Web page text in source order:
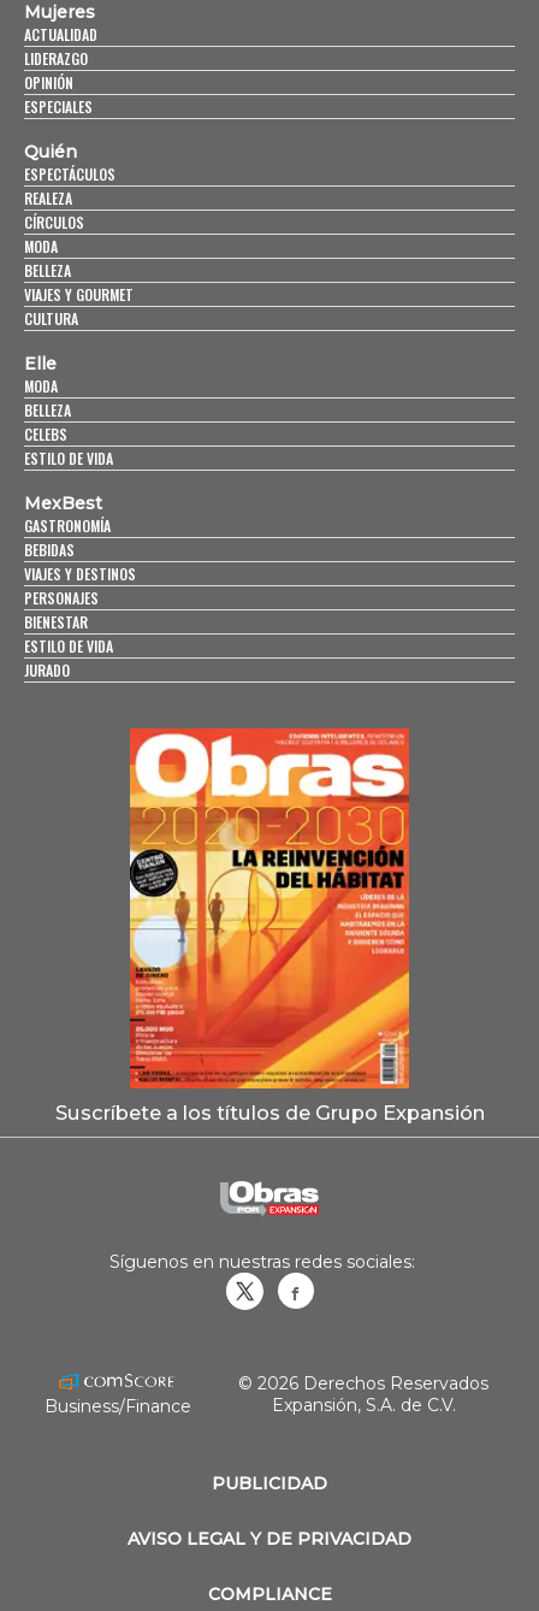
Mujeres
ACTUALIDAD
LIDERAZGO
OPINIÓN
ESPECIALES
Quién
ESPECTÁCULOS
REALEZA
CÍRCULOS
MODA
BELLEZA
VIAJES Y GOURMET
CULTURA
Elle
MODA
BELLEZA
CELEBS
ESTILO DE VIDA
MexBest
GASTRONOMÍA
BEBIDAS
VIAJES Y DESTINOS
PERSONAJES
BIENESTAR
ESTILO DE VIDA
JURADO
Suscríbete a los títulos de Grupo Expansión
PUBLICIDAD
AVISO LEGAL Y DE PRIVACIDAD
COMPLIANCE
Síguenos en nuestras redes sociales:
Business/Finance
© 2026 Derechos Reservados
Expansión, S.A. de C.V.